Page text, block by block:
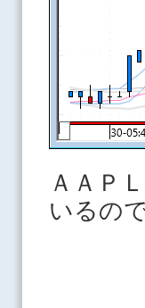
ＡＡＰ
いるの